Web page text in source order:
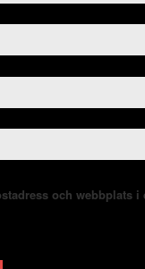
och webbplats